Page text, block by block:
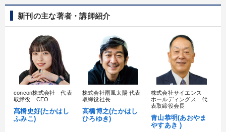
新刊の主な著者・講師紹介
concon株式会社 代表
取締役 CEO
髙橋史好(たかはし
ふみこ)
株式会社雨風太陽 代表
取締役社長
高橋博之(たかはし
ひろゆき)
株式会社サイエンス
ホールディングス 代
表取締役会長
青山恭明(あおやま
やすあき )